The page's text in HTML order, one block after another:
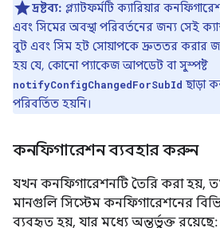
দ্রষ্টব্য: প্ল্যাটফর্মটি ক্যারিয়ার
এবং সিমের অবস্থা পরিবর্তনের জন্য সেই
বুট এবং সিম হট সোয়াপকে দ্রুততর করার
হয় যে, কোনো প্যাকেজ আপডেট বা সুস্পষ্ট
notifyConfigChangedForSubId ছাড়া
পরিবর্তিত হয়নি।
কনফিগারেশন ব্যবহার করুন
যখন কনফিগারেশনটি তৈরি করা হয়,
মানগুলি সিস্টেম কনফিগারেশনের
ব্যবহৃত হয়, যার মধ্যে অন্তর্ভুক্ত রয়েছে: